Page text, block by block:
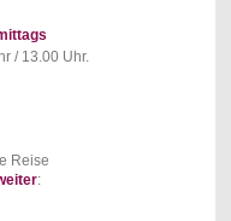
/ 13.00 Uhr.
Reise
: